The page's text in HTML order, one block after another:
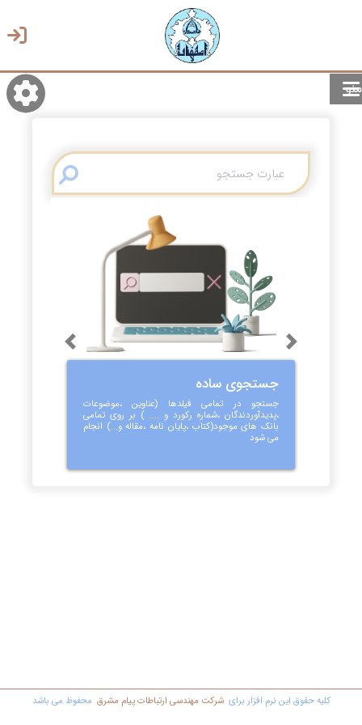
منو
انتخاب زبان
جستجوی ساده
جستجو در تمامی فیلدها (عناوین ،موضوعات
،پدیدآوردندگان ،شماره رکورد و .... ) بر روی تمامی
بانک های موجود(کتاب ،پایان نامه ،مقاله و...) انجام
می شود
Previous Next
کليه حقوق اين نرم افزار برای شرکت مهندسي ارتباطات پیام مشرق محفوظ مي باشد